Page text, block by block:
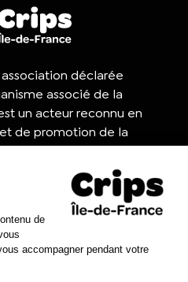
déclarée
associé de la
un acteur reconnu en
de promotion de la
lutte contre le VIH/sida.
Contactez-nous
Nous rejoindre